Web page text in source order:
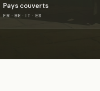
Pays couverts
FR · BE · IT · ES